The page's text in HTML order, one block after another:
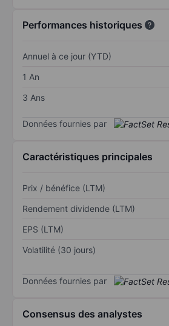
Performances historiques
Annuel à ce jour (YTD)
1 An
3 Ans
Données fournies par
Caractéristiques principales
Prix / bénéfice (LTM)
Rendement dividende (LTM)
EPS (LTM)
Volatilité (30 jours)
Données fournies par
Consensus des analystes